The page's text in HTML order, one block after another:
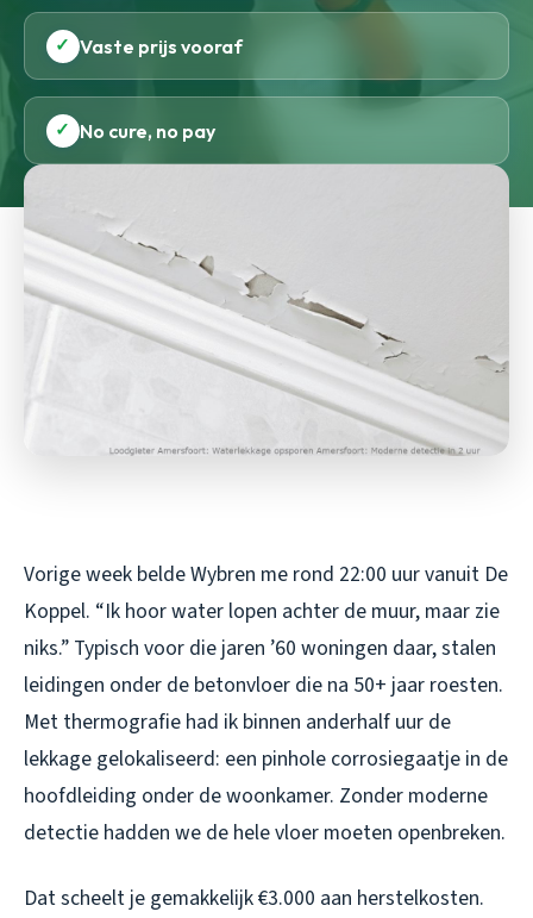
✓ Vaste prijs vooraf
✓ No cure, no pay
Vorige week belde Wybren me rond 22:00 uur vanuit De
Koppel. “Ik hoor water lopen achter de muur, maar zie
niks.” Typisch voor die jaren ’60 woningen daar, stalen
leidingen onder de betonvloer die na 50+ jaar roesten.
Met thermografie had ik binnen anderhalf uur de
lekkage gelokaliseerd: een pinhole corrosiegaatje in de
hoofdleiding onder de woonkamer. Zonder moderne
detectie hadden we de hele vloer moeten openbreken.
Dat scheelt je gemakkelijk €3.000 aan herstelkosten.